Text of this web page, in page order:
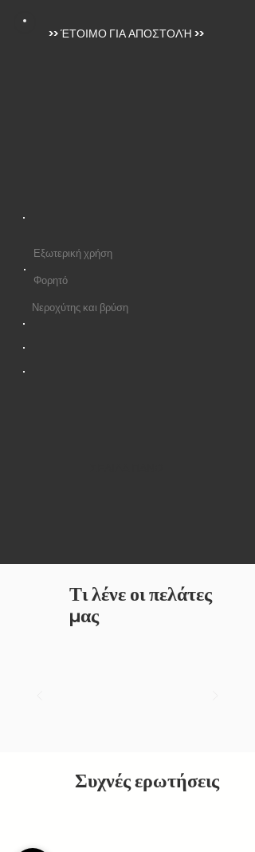
>>ΈΤΟΙΜΟ ΓΙΑ ΑΠΟΣΤΟΛΉ >>
Εξωτερική χρήση
Φορητό
Νεροχύτης και βρύση
Τι λένε οι πελάτες
μας
Συχνές ερωτήσεις